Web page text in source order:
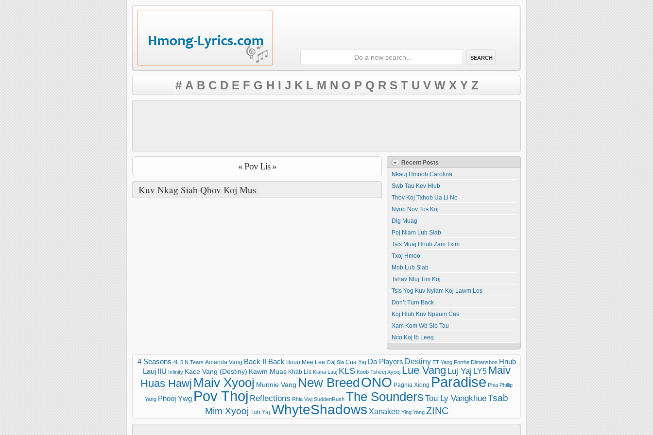
# A B C D E F G H I J K L M N O P Q R S T U V W X Y Z
« Pov Lis »
Kuv Nkag Siab Qhov Koj Mus
Recent Posts
Nkauj Hmoob Carolina
Swb Tau Kev Hlub
Thov Koj Txhob Ua Li No
Nyob Nov Tos Koj
Dig Muag
Poj Niam Lub Siab
Tsis Muaj Hnub Zam Txim
Txoj Hmoo
Mob Lub Siab
Tshav Ntuj Tim Koj
Tsis Yog Kuv Nyiam Koj Lawm Los
Don’t Turn Back
Koj Hlub Kuv Npaum Cas
Xam Kom Wb Sib Tau
Nco Koj Ib Leeg
4 Seasons 4L 5 N Tears Amanda Vang Back II Back Boun Mee Lee Ciaj Sia Cua Yaj Da Players Destiny ET Yang Forthe Dimenshon Hnub
Lauj
IIU Infinity Kace Vang (Destiny) Kawm Muas Khab Lis Kiana Lauj KLS Koob Tsheej Xyooj Lue Vang Luj Yaj LY5 Maiv
Huas Hawj Maiv Xyooj Munnie Vang New BreedONO Pagnia Xiong Paradise Phia Phillip
Yang Phooj Ywg Pov Thoj Reflections Rhia Vwj SuddenRush The Sounders Tou Ly VangkhueTsab
Mim Xyooj Tub Yaj WhyteShadows Xanakee Ying Yang ZINC